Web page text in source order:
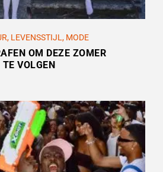
, LEVENSSTIJL, MODE
OM DEZE ZOMER
TE VOLGEN